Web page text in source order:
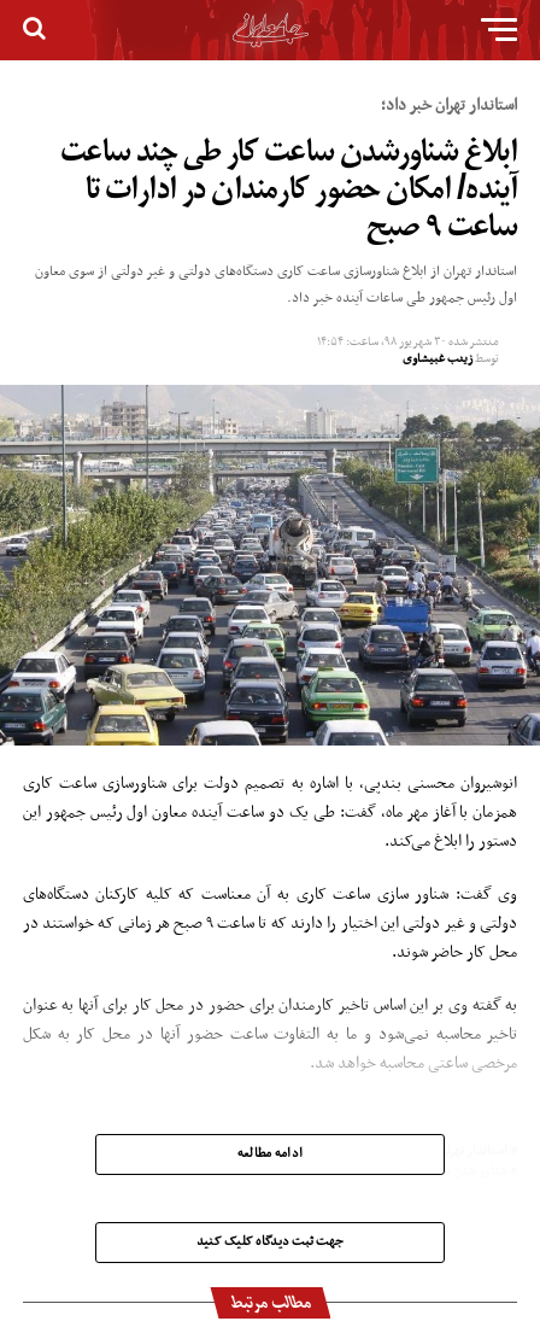
استاندار تهران خبر داد؛
ابلاغ شناورشدن ساعت کار طی چند ساعت
آینده/ امکان حضور کارمندان در ادارات تا
ساعت ۹ صبح
استاندار تهران از ابلاغ شناورسازی ساعت کاری دستگاه‌های دولتی و غیر دولتی از سوی معاون
اول رئیس جمهور طی ساعات آینده خبر داد.
منتشر شده۳۰ شهریور ۹۸, ساعت: ۱۴:۵۴
توسطزینب غبیشاوی
انوشیروان محسنی بندپی، با اشاره به تصمیم دولت برای شناورسازی ساعت کاری
همزمان با آغاز مهر ماه، گفت: طی یک دو ساعت آینده معاون اول رئیس جمهور این
دستور را ابلاغ می‌کند.
وی گفت: شناور سازی ساعت کاری به آن معناست که کلیه کارکنان دستگاه‌های
دولتی و غیر دولتی این اختیار را دارند که تا ساعت ۹ صبح هر زمانی که خواستند در
محل کار حاضر شوند.
به گفته وی بر این اساس تاخیر کارمندان برای حضور در محل کار برای آنها به عنوان
تاخیر محاسبه نمی‌شود و ما به التفاوت ساعت حضور آنها در محل کار به شکل
مرخصی ساعتی محاسبه خواهد شد.
ترافیک اول مهر
حضور کارمندان در محل کار
شناور شدن ساعت کار
جهت ثبت دیدگاه کلیک کنید
ادامه مطالعه
مطالب مرتبط